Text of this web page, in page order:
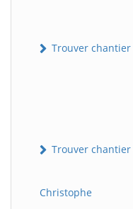
Trouver
Trouver
Christophe